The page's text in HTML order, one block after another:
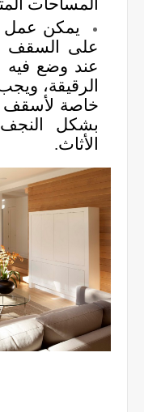
المساحات
يمكن عمل
على السقف
عند وضع فيه
الرقيقة،
خاصة لأسقف
بشكل النجف
الأثاث.